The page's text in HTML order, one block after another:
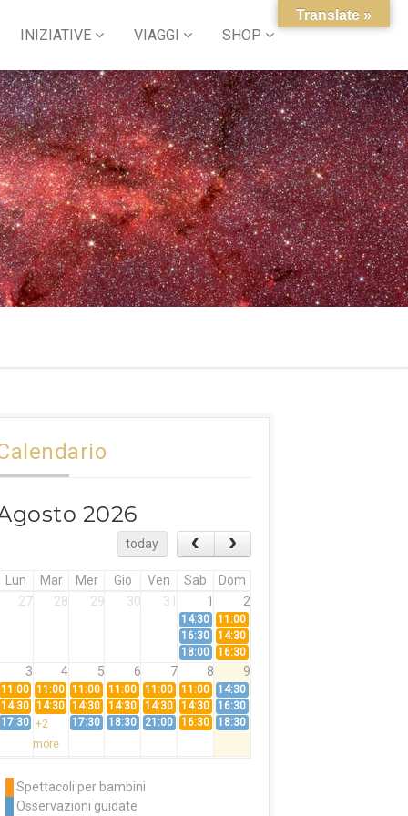
INIZIATIVE VIAGGI SHOP
2026
today
Lun Mar Mer Gio Ven Sab
Dom
27
28 29 30 31 1 2
14:30
11:00
16:30
14:30
18:00
16:30
3 4 5 6 7 8 9
11:00 11:00 11:00 11:00 11:00 11:00
14:30
14:30 14:30 14:30 14:30 14:30 14:30
16:30
17:30 +2
more
17:30 18:30 21:00 16:30 18:30
11:00
14:30
Spettacoli per bambini
Osservazioni guidate
Translate »